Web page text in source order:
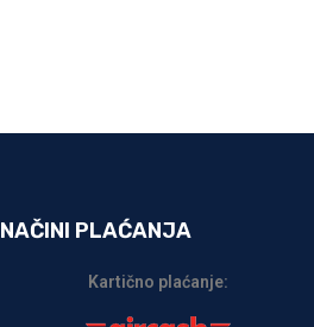
NAČINI PLAĆANJA
Kartično plaćanje: